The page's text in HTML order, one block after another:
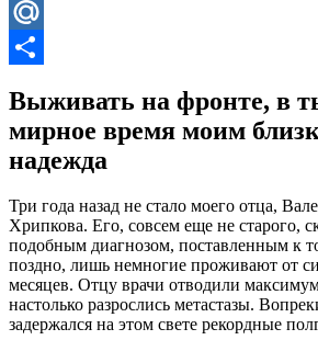
Odnoklassniki
Mail.Ru
Выживать на фронте, в
мирное время моим
надежда
Три года назад не стало моего отца,
Хрипкова. Его, совсем еще не старого,
подобным диагнозом, поставленным к
поздно, лишь немногие проживают от
месяцев. Отцу врачи отводили
настолько разрослись метастазы.
задержался на этом свете рекордные